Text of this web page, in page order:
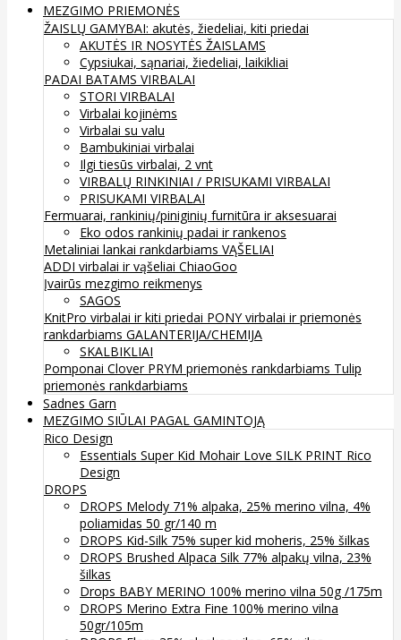
MEZGIMO PRIEMONĖS
ŽAISLŲ GAMYBAI: akutės, žiedeliai, kiti priedai
AKUTĖS IR NOSYTĖS ŽAISLAMS
Cypsiukai, sąnariai, žiedeliai, laikikliai
PADAI BATAMS VIRBALAI
STORI VIRBALAI
Virbalai kojinėms
Virbalai su valu
Bambukiniai virbalai
Ilgi tiesūs virbalai, 2 vnt
VIRBALŲ RINKINIAI / PRISUKAMI VIRBALAI
PRISUKAMI VIRBALAI
Fermuarai, rankinių/piniginių furnitūra ir aksesuarai
Eko odos rankinių padai ir rankenos
Metaliniai lankai rankdarbiams VĄŠELIAI
ADDI virbalai ir vąšeliai ChiaoGoo
Įvairūs mezgimo reikmenys
SAGOS
KnitPro virbalai ir kiti priedai PONY virbalai ir priemonės
rankdarbiams GALANTERIJA/CHEMIJA
SKALBIKLIAI
Pomponai Clover PRYM priemonės rankdarbiams Tulip
priemonės rankdarbiams
Sadnes Garn
MEZGIMO SIŪLAI PAGAL GAMINTOJĄ
Rico Design
Essentials Super Kid Mohair Love SILK PRINT Rico
Design
DROPS
DROPS Melody 71% alpaka, 25% merino vilna, 4%
poliamidas 50 gr/140 m
DROPS Kid-Silk 75% super kid moheris, 25% šilkas
DROPS Brushed Alpaca Silk 77% alpakų vilna, 23%
šilkas
Drops BABY MERINO 100% merino vilna 50g /175m
DROPS Merino Extra Fine 100% merino vilna
50gr/105m